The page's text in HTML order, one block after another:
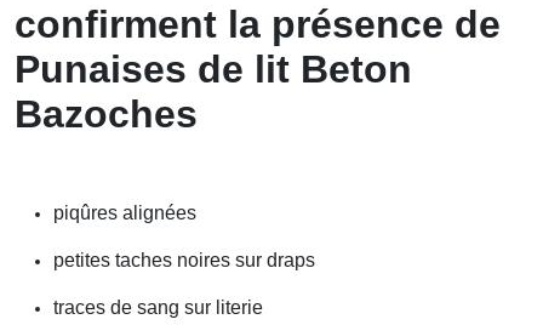
confirment la présence de
Punaises de lit Beton
Bazoches
piqûres alignées
petites taches noires sur draps
traces de sang sur literie